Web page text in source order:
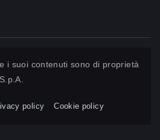
i suoi contenuti sono di proprietà
policy Cookie policy